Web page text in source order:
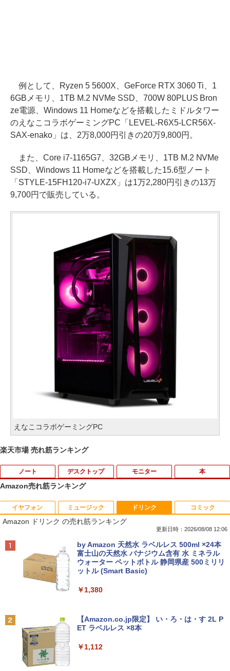
例として、Ryzen 5 5600X、GeForce RTX 3060 Ti、1
6GBメモリ、1TB M.2 NVMe SSD、700W 80PLUS Bron
ze電源、Windows 11 Homeなどを搭載したミドルタワー
のえなこコラボゲーミングPC「LEVEL-R6X5-LCR56X-
SAX-enako」は、2万8,000円引きの20万9,800円。
また、Core i7-1165G7、32GBメモリ、1TB M.2 NVMe
SSD、Windows 11 Homeなどを搭載した15.6型ノート
「STYLE-15FH120-i7-UXZX」は1万2,280円引きの13万
9,700円で販売している。
えなこコラボゲーミングPC
楽天市場 売れ筋ランキング
ノート
1
【ノートPC用】【あんしん3ヶ月に延長
保証】通常付属している30日の保証期間
が3ヶ月に延長されます。【単品購入・併
ノートパソコン専用】
￥1,000
EC 等 CPU Intel Cel 第6世代 メモリ4GB
SSD128GB 無線LAN WPS office2搭載
デスクトップ
1
ポイント10倍 中古パソコン デスクトッ
プ Windows10【Windows 10 Pro 64Bit
搭載】富士通 ESPRIMO D583シリーズ等
OM
￥9,980
7.6 / i7(3GHz) / メモリ:16GB / HDD:1.1
2TB 】 【 中古 ビジネスホン パソコン
モニター
1
アースドリームス 厳選おまかせモニター
21.5型〜27型ワイド 【HDMI対応 / FULL
HD解像度】 大手メーカー液晶 (Dell/HP/
witch PS4 PS5対応 【整備済み中古品】
￥6,470
カー搭載 ブルーライト軽減 ノングレアタ
イプ 壁掛け対応 省スペース 角度調整 高
EN MJM22CH03-F100 2608mr
本
1
はだしのゲン（全7巻セット） （中公文
庫コミック版） [ 中沢啓治 ]
￥5,852
風（単行本）
Amazon売れ筋ランキング
イヤフォン
Anker Soundcore P40i オフホワイト
￥7,990
￥5,990
ミュージック
BRUCE WAYNE feat. Flo Milli, ATL Jacob
[Explicit]
￥250
[Explicit]
ドリンク
Amazon ドリンク の売れ筋ランキング
更新日時：2026/08/08 12:06
by Amazon 天然水 ラベルレス 500ml ×24本
富士山の天然水 バナジウム含有 水 ミネラル
ウォーター ペットボトル 静岡県産 500ミリリ
ットル (Smart Basic)
￥1,380
【Amazon.co.jp限定】 い・ろ・は・す 2L P
ET ラベルレス ×8本
￥1,112
コミック